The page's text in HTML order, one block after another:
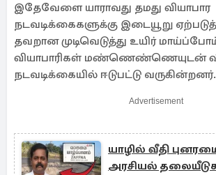
இதேவேளை யாராவது தமது வியாபார
நடவடிக்கைகளுக்கு இடையூறு
தவறான முடிவெடுத்து உயிர்
வியாபாரிகள் மண்ணெண்ணெயுடன்
நடவடிக்கையில் ஈடுபட்டு வருகின்றனர்.
Advertisement
யாழில் வீதி
அரசியல்